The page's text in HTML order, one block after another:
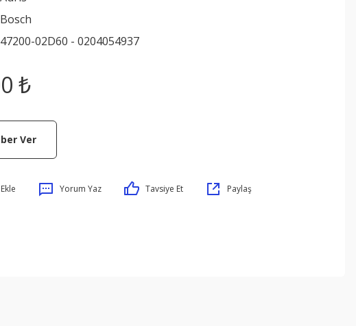
Bosch
47200-02D60 - 0204054937
₺
Ver
Yorum Yaz Tavsiye Et Paylaş